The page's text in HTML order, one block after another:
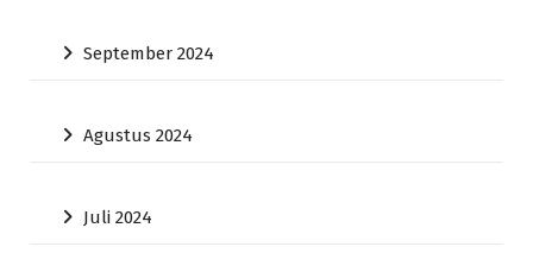
September 2024
Agustus 2024
Juli 2024